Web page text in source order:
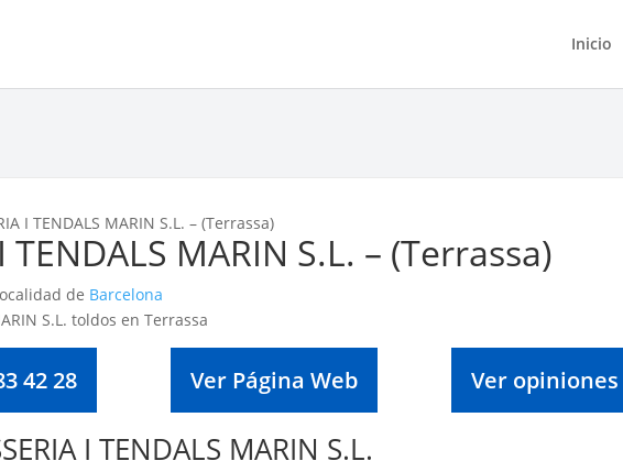
Inicio
I TENDALS MARIN S.L. – (Terrassa)
TENDALS MARIN S.L. – (Terrassa)
de Barcelona
42 28 Ver Página Web Ver opiniones
I TENDALS MARIN S.L.